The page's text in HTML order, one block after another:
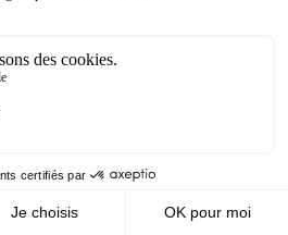
FORFAIT
pas disponible